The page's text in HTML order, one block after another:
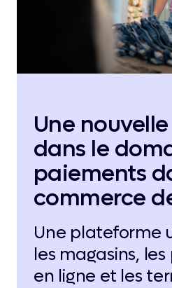
Une
dans le
paiements
commerce
Une plateforme
les magasins,
en ligne et les